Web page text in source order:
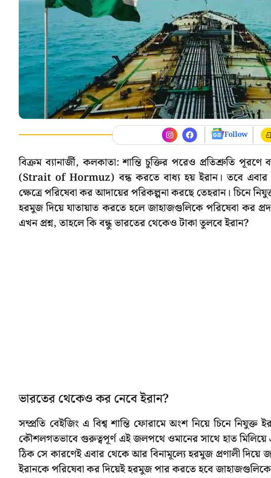
Follow
বিক্রম ব্যানার্জী, কলকাতা: শান্তি চুক্তির পরেও প্রতিশ্রুতি
(Strait of Hormuz) বন্ধ করতে বাধ্য হয় ইরান। তবে এবার
ক্ষেত্রে পরিষেবা কর আদায়ের পরিকল্পনা করছে তেহরান। চিনে
হরমুজ দিয়ে যাতায়াত করতে হলে জাহাজগুলিকে পরিষেবা কর
এখন প্রশ্ন, তাহলে কি বন্ধু ভারতের থেকেও টাকা তুলবে ইরান?
ভারতের থেকেও কর নেবে ইরান?
সম্প্রতি বেইজিং এ বিশ্ব শান্তি ফোরামে অংশ নিয়ে চিনে নিযুক্ত
কৌশলগতভাবে গুরুত্বপূর্ণ এই জলপথে ওমানের সাথে হাত মিলিয়ে
ঠিক সে কারণেই এবার থেকে আর বিনামূল্যে হরমুজ প্রণালী দিয়ে
ইরানকে পরিষেবা কর দিয়েই হরমুজ পার করতে হবে